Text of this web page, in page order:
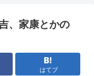
、家康とかの
はてブ